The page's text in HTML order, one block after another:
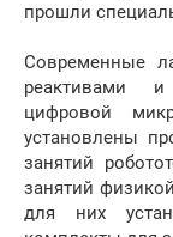
прошли
Современные
реактивами
цифровой
установлены
занятий
занятий
для них